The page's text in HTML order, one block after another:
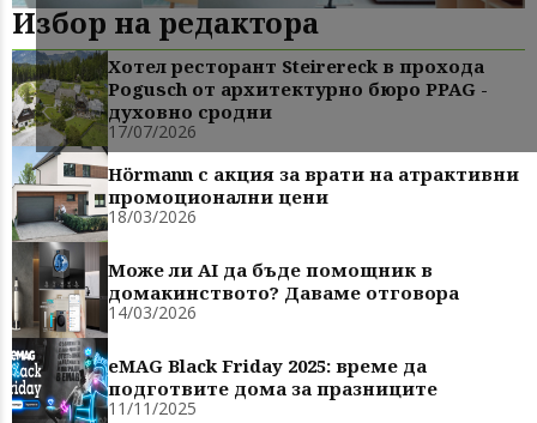
Избор на редактора
Хотел ресторант Steirereck в прохода
Pogusch от архитектурно бюро PPAG -
духовно сродни
17/07/2026
Hörmann с акция за врати на атрактивни
промоционални цени
18/03/2026
Може ли AI да бъде помощник в
домакинството? Даваме отговора
14/03/2026
eMAG Black Friday 2025: време да
подготвите дома за празниците
11/11/2025